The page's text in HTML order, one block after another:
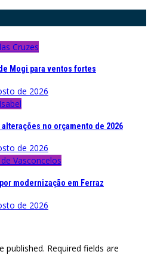
Cruzes
Mogi para ventos fortes
de 2026
no orçamento de 2026
de 2026
Vasconcelos
modernização em Ferraz
de 2026
published. Required fields are